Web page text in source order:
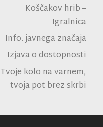
Koščakov hrib –
Igralnica
Info. javnega značaja
Izjava o dostopnosti
Tvoje kolo na varnem,
tvoja pot brez skrbi